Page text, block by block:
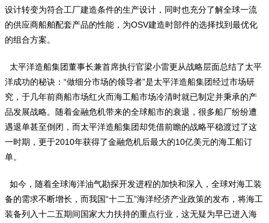
设计转变为符合工厂建造条件的生产设计，同时也充分了解全球一流
的供应商船舶配套产品的性能，为OSV建造时部件的选择找到最优化
的组合方案。
太平洋造船集团董事长兼首席执行官梁小雷更从战略层面总结了太平
洋成功的秘诀：“做细分市场的领导者”是太平洋造船集团经过市场研
究，于几年前商船市场红火而海工船市场冷清时就已制定并秉承的产
品发展战略。随着金融危机带来的全球船市的衰退，很多船厂纷纷遭
遇退单甚至倒闭，而太平洋造船集团却凭借前瞻的战略平稳渡过了这
一时期，更于2010年获得了金融危机后最大的10亿美元的海工船订
单。
如今，随着全球海洋油气勘探开发进程的加快和深入，全球对海工装
备的需求不断增长，而我国“十二五”海洋经济产业政策的发布，将海工
装备列入十二五期间国家大力扶持的重点行业，这无疑为早已进入海